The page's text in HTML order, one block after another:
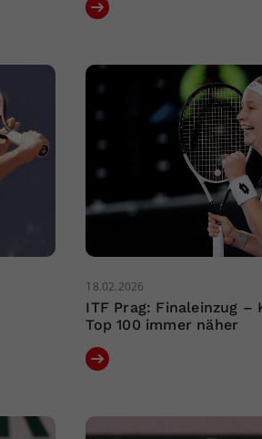
18.02.2026
ITF Prag: Finaleinzug –
Top 100 immer näher